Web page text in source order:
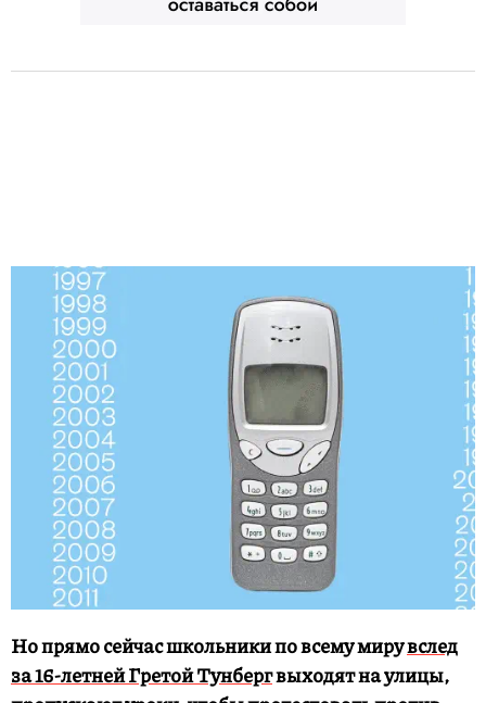
Но прямо сейчас школьники по всему мирувслед
за 16-летней Гретой Тунбергвыходят на улицы,